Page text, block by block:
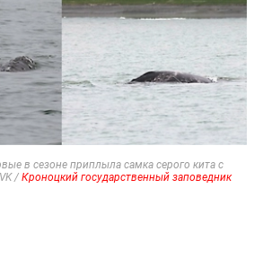
в сезоне приплыла самка серого кита с
/Кроноцкий государственный заповедник